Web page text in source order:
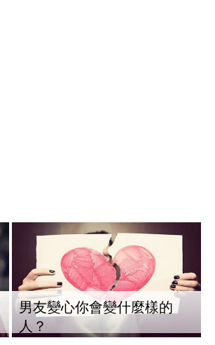
男友變心你會變什麼樣的
人？